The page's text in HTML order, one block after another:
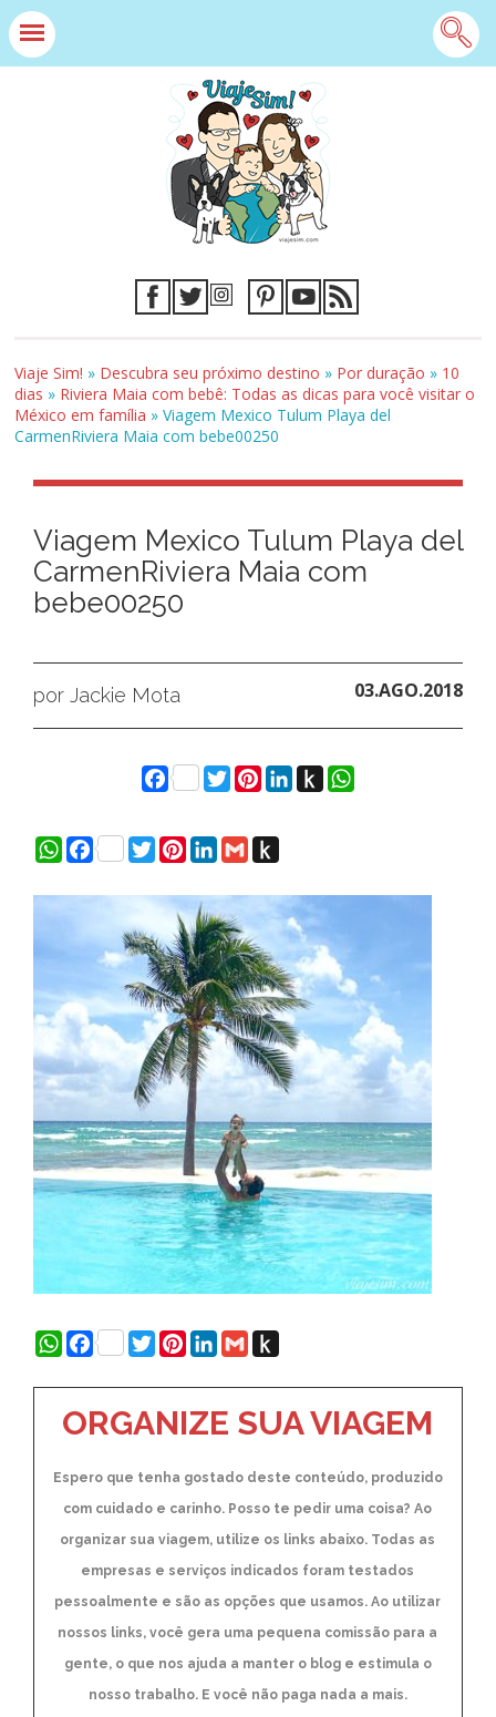
Viaje Sim! » Descubra seu próximo destino » Por duração » 10
dias » Riviera Maia com bebê: Todas as dicas para você visitar o
México em família »Viagem Mexico Tulum Playa del
CarmenRiviera Maia com bebe00250
Viagem Mexico Tulum Playa del
CarmenRiviera Maia com
bebe00250
por Jackie Mota 03.AGO.2018
Facebook
Twitter
Pinterest
LinkedIn
Push
to
WhatsApp
WhatsApp
Facebook
Twitter
Pinterest
LinkedIn
GmailPush
Kindle
WhatsApp
Facebook
Twitter
Pinterest
LinkedIn
GmailPush
to
Kindle
ORGANIZE SUA VIAGEM
Espero que tenha gostado deste conteúdo, produzido
com cuidado e carinho. Posso te pedir uma coisa? Ao
organizar sua viagem, utilize os links abaixo. Todas as
empresas e serviços indicados foram testados
pessoalmente e são as opções que usamos. Ao utilizar
nossos links, você gera uma pequena comissão para a
gente, o que nos ajuda a manter o blog e estimula o
nosso trabalho. E você não paga nada a mais.